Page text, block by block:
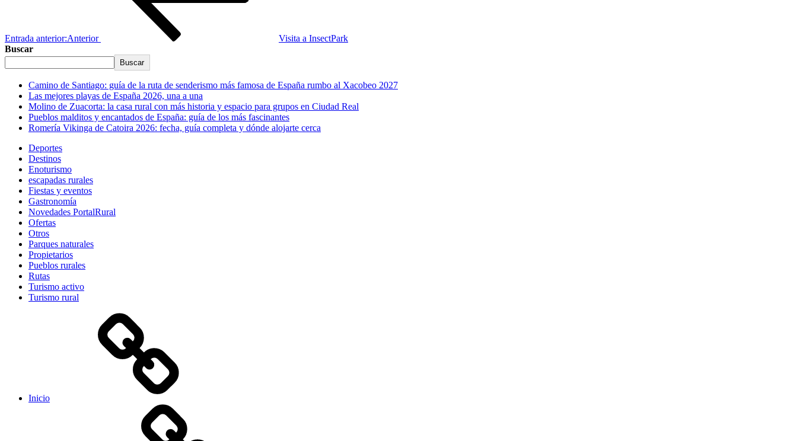
Entrada anterior:Anterior
Visita a InsectPark
Buscar
Buscar
Camino de Santiago: guía de la ruta de senderismo más famosa de España rumbo al Xacobeo 2027
Las mejores playas de España 2026, una a una
Molino de Zuacorta: la casa rural con más historia y espacio para grupos en Ciudad Real
Pueblos malditos y encantados de España: guía de los más fascinantes
Romería Vikinga de Catoira 2026: fecha, guía completa y dónde alojarte cerca
Deportes
Destinos
Enoturismo
escapadas rurales
Fiestas y eventos
Gastronomía
Novedades PortalRural
Ofertas
Otros
Parques naturales
Propietarios
Pueblos rurales
Rutas
Turismo activo
Turismo rural
Inicio